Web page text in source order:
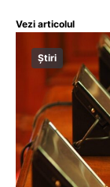
Vezi articolul
Știri